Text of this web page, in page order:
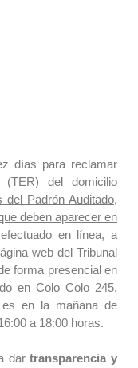
días para reclamar
(TER) del domicilio
del Padrón Auditado,
deben aparecer en
en línea, a
web del Tribunal
forma presencial en
en Colo Colo 245,
en la mañana de
a 18:00 horas.
dartransparencia y